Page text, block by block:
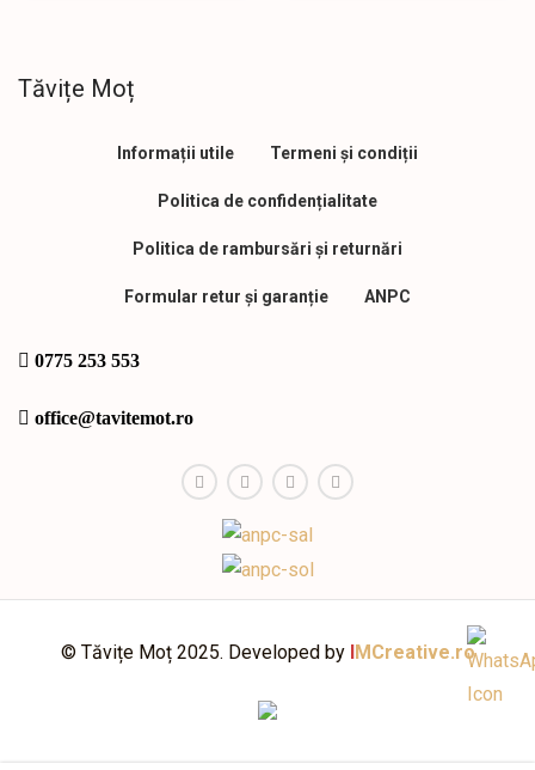
Tăvițe Moț
Informații utile Termeni și condiții
Politica de confidențialitate
Politica de rambursări și returnări
Formular retur și garanție ANPC
0775 253 553
office@tavitemot.ro
© Tăvițe Moț 2025. Developed by IMCreative.ro